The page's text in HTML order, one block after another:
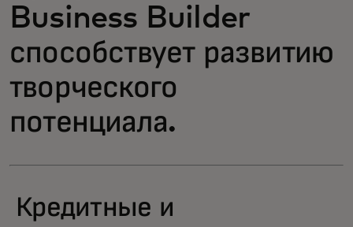
Новости и тренды
Business Builder
способствует развитию
творческого
потенциала.
Кредитные и